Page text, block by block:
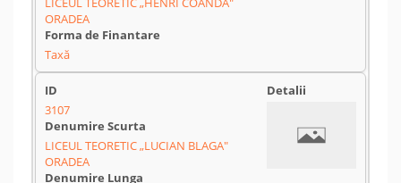
ORADEA
Taxă
3107
LICEUL TEORETIC „LUCIAN BLAGA"
ORADEA